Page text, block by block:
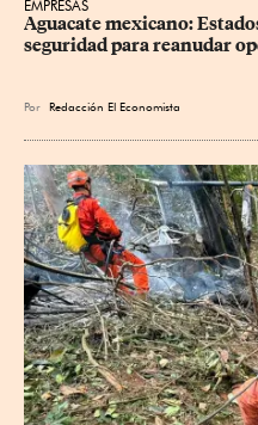
EMPRESAS
Aguacate mexicano:
seguridad para reanudar
Por Redacción El Economista